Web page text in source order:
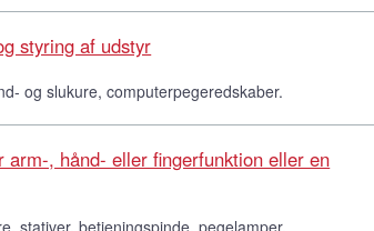
styring af udstyr
og slukure, computerpegeredskaber.
, hånd- eller fingerfunktion eller en
stativer, betjeningspinde, pegelamper,